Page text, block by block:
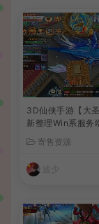
3D仙侠手游【大
新整理Win系服务
DK授权后台+详细
+前后端全套源码
寄售资源
波少